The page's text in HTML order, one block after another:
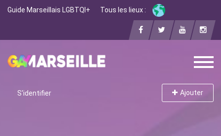
Guide Marseillais LGBTQI+ Tous les lieux :
S'identifier Ajouter